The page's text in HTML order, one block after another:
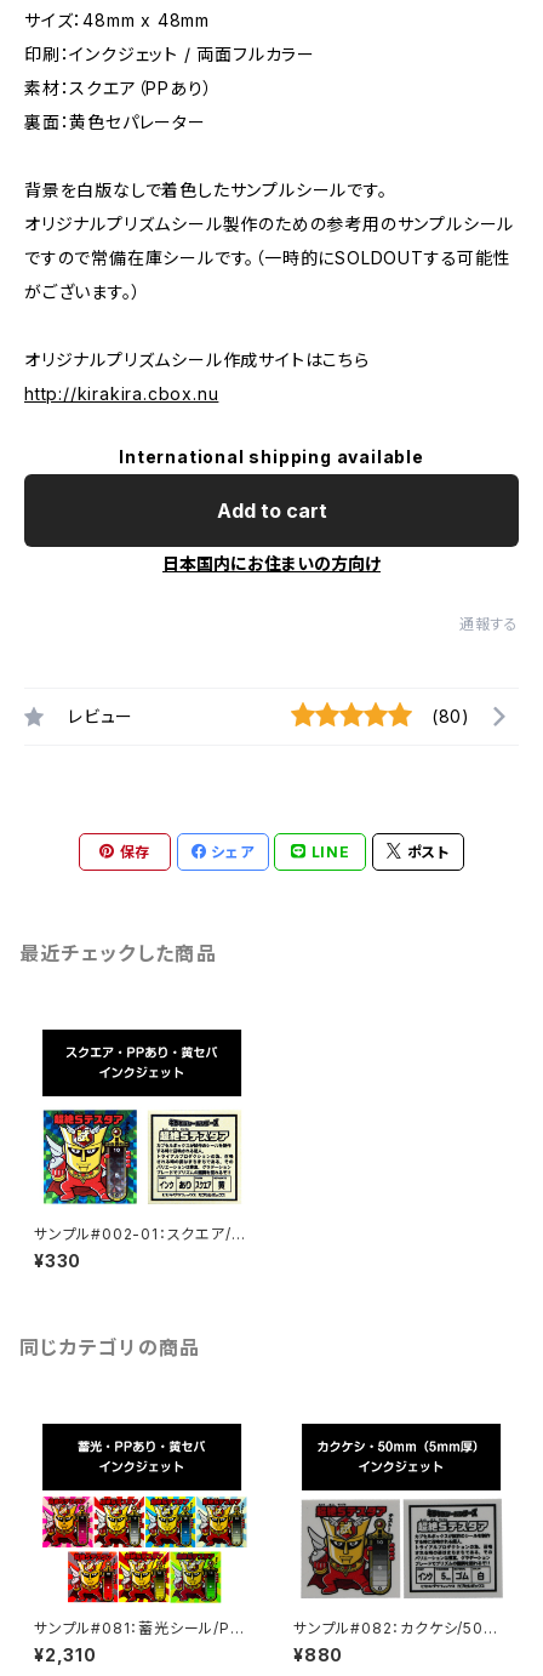
サイズ：48mm x 48mm
印刷：インクジェット / 両面フルカラー
素材：スクエア（PPあり）
裏面：黄色セパレーター
背景を白版なしで着色したサンプルシールです。
オリジナルプリズムシール製作のための参考用のサンプルシール
ですので常備在庫シールです。（一時的にSOLDOUTする可能性
がございます。）
オリジナルプリズムシール作成サイトはこちら
http://kirakira.cbox.nu
International shipping available
Add to cart
日本国内にお住まいの方向け
通報する
レビュー (80)
保存 シェア LINE ポスト
最近チェックした商品
サンプル#002-01：スクエア/P
P/インクジェット/黄セパ
¥330
同じカテゴリの商品
サンプル#081：蓄光シール/PP/
インクジェット/黄セパ
¥2,310
サンプル#082：カクケシ/50m
m（5mm厚）/インクジェット
¥880